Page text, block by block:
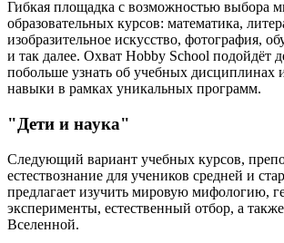
Гибкая площадка с возможностью выбора
образовательных курсов: математика,
изобразительное искусство, фотография,
и так далее. Охват Hobby School подойдёт
побольше узнать об учебных дисциплинах
навыки в рамках уникальных программ.
"Дети и наука"
Следующий вариант учебных курсов,
естествознание для учеников средней и
предлагает изучить мировую мифологию,
эксперименты, естественный отбор, а
Вселенной.